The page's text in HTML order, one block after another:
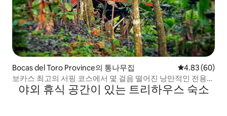
Bocas del Toro Province의 통나무집 평점 4.83점(5
4.83 (60)
보카스 최고의 서핑 코스에서 몇 걸음 떨어진 낭만적인 전용
캐빈
야외 휴식 공간이 있는 트리하우스 숙소